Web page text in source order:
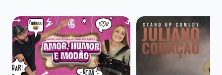
Veja mais sobre NATHI GAITEIRA - SHOW SOLO
Veja mais sobre